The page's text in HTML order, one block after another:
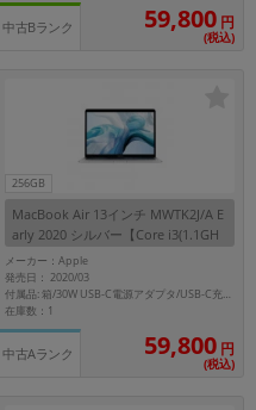
中古Bランク 59,800 円
(税込)
256GB
MacBook Air 13インチ MWTK2J/A E
arly 2020 シルバー【Core i3(1.1GH
z)/8GB/256GB SSD】
メーカー：Apple
発売日： 2020/03
付属品: 箱/30W USB-C電源アダプタ/USB-C充電ケーブル(2m)/マニュアル/インターネットリカバリ
在庫数：1
中古Aランク 59,800 円
(税込)